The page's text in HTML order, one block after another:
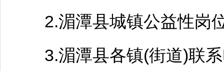
2.湄潭县城镇公益性岗
3.湄潭县各镇(街道)联